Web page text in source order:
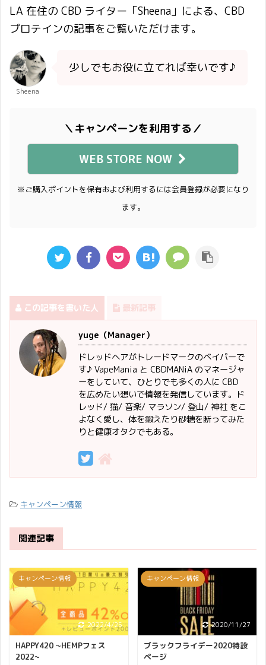
LA 在住の CBD ライター「Sheena」による、CBD
プロテインの記事をご覧いただけます。
Sheena
少しでもお役に立てれば幸いです♪
＼キャンペーンを利用する／
WEB STORE NOW
※ご購入ポイントを保有および利用するには会員登録が必要になり
ます。
この記事を書いた人 最新記事
yuge（Manager）
ドレッドヘアがトレードマークのベイパーで
す♪ VapeMania と CBDMANiA のマネージャ
ーをしていて、ひとりでも多くの人に CBD
を広めたい想いで情報を発信しています。ド
レッド/ 猫/ 音楽/ マラソン/ 登山/ 神社 をこ
よなく愛し、体を鍛えたり砂糖を断ってみた
りと健康オタクでもある。
キャンペーン情報
関連記事
キャンペーン情報
2022/4/25
HAPPY420 ~HEMPフェス
2022~
キャンペーン情報
2020/11/27
ブラックフライデー2020特設
ページ